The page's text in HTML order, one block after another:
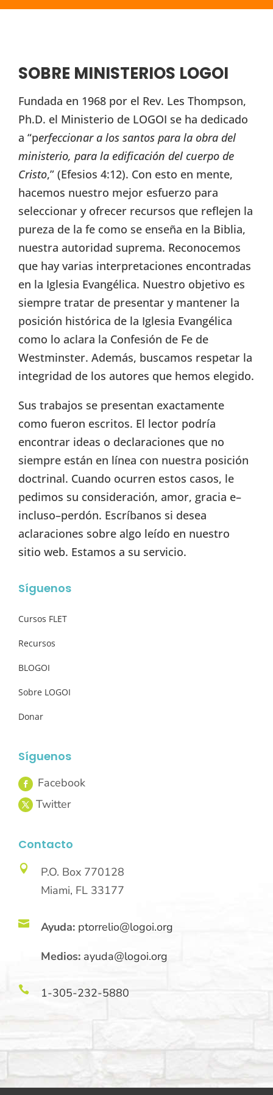
SOBRE MINISTERIOS LOGOI
Fundada en 1968 por el Rev. Les Thompson,
Ph.D. el Ministerio de LOGOI se ha dedicado
a “perfeccionar a los santos para la obra del
ministerio, para la edificación del cuerpo de
Cristo,” (Efesios 4:12). Con esto en mente,
hacemos nuestro mejor esfuerzo para
seleccionar y ofrecer recursos que reflejen la
pureza de la fe como se enseña en la Biblia,
nuestra autoridad suprema. Reconocemos
que hay varias interpretaciones encontradas
en la Iglesia Evangélica. Nuestro objetivo es
siempre tratar de presentar y mantener la
posición histórica de la Iglesia Evangélica
como lo aclara la Confesión de Fe de
Westminster. Además, buscamos respetar la
integridad de los autores que hemos elegido.
Sus trabajos se presentan exactamente
como fueron escritos. El lector podría
encontrar ideas o declaraciones que no
siempre están en línea con nuestra posición
doctrinal. Cuando ocurren estos casos, le
pedimos su consideración, amor, gracia e–
incluso–perdón. Escríbanos si desea
aclaraciones sobre algo leído en nuestro
sitio web. Estamos a su servicio.
Síguenos
Cursos FLET
Recursos
BLOGOI
Sobre LOGOI
Donar
Síguenos
Contacto

P.O. Box 770128
Miami, FL 33177
 Ayuda: ptorrelio@logoi.org
Medios: ayuda@logoi.org
 1-305-232-5880